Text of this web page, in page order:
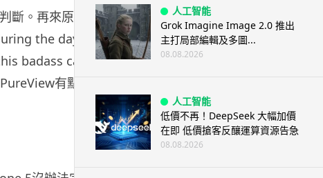
斷。再來原文是：
the day. This
badass camera
有點避重就
人工智能
Grok Imagine Image 2.0 推出
主打局部編輯及多圖...
08.08.2026
人工智能
低價不再！DeepSeek 大幅加價
在即 低價搶客反釀運算資源告急
08.08.2026